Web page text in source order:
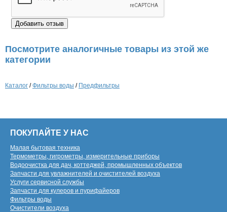
Посмотрите аналогичные товары из этой же
категории
Каталог /Фильтры воды / Предфильтры
ПОКУПАЙТЕ У НАС
Малая бытовая техника
Термометры, гигрометры, измерительные приборы
Водоочистка для дач, коттеджей, промышленных объектов
Запчасти для увлажнителей и очистителей воздуха
Услуги сервисной службы
Запчасти для кулеров и пурифайеров
Фильтры воды
Очистители воздуха